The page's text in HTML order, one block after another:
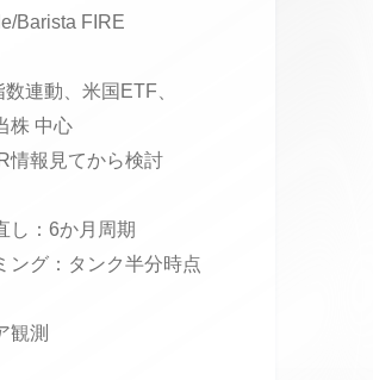
Barista FIRE
連動、米国ETF、
株 中心
情報見てから検討
し：6か月周期
ング：タンク半分時点
観測